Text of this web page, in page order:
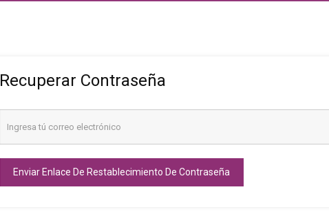
Recuperar Contraseña
Enviar Enlace De Restablecimiento De Contraseña